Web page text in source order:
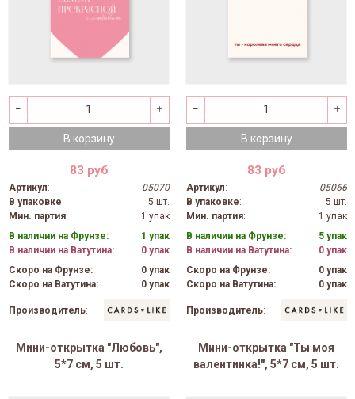
В корзину
83 руб
Артикул:
05070
В упаковке:
5 шт.
Мин. партия:
1 упак
В наличии на Фрунзе:
1 упак
В наличии на Ватутина:
0 упак
Скоро на Фрунзе:
0 упак
Скоро на Ватутина:
0 упак
Производитель:
В корзину
83 руб
Артикул:
05066
В упаковке:
5 шт.
Мин. партия:
1 упак
В наличии на Фрунзе:
5 упак
В наличии на Ватутина:
0 упак
Скоро на Фрунзе:
0 упак
Скоро на Ватутина:
0 упак
Производитель:
Мини-открытка "Любовь",
5*7 см, 5 шт.
Мини-открытка "Ты моя
валентинка!", 5*7 см, 5 шт.